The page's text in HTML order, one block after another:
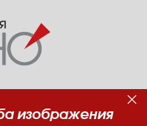
изображения